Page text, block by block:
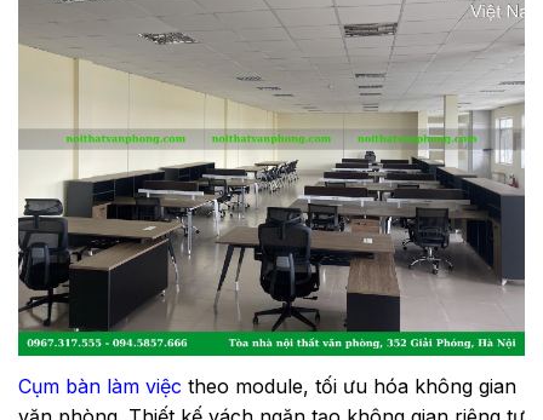
Cụm bàn làm việc theo module, tối ưu hóa không gian